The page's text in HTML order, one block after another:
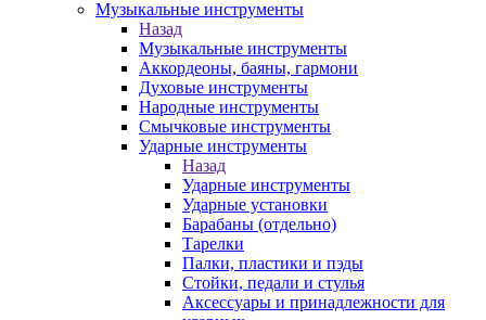
Музыкальные инструменты
Назад
Музыкальные инструменты
Аккордеоны, баяны, гармони
Духовые инструменты
Народные инструменты
Смычковые инструменты
Ударные инструменты
Назад
Ударные инструменты
Ударные установки
Барабаны (отдельно)
Тарелки
Палки, пластики и пэды
Стойки, педали и стулья
Аксессуары и принадлежности для